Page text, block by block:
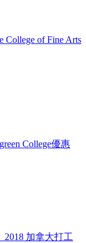
College of Fine Arts
College優惠
2018 加拿大打工